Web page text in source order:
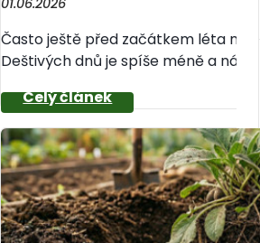
01.06.2026
Často ještě před začátkem léta
Deštivých dnů je spíše méně a nám